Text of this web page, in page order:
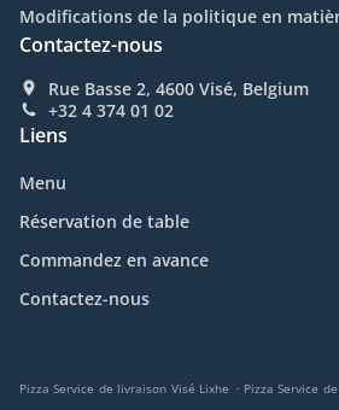
Modifications de la politique en
Contactez-nous
Rue Basse 2, 4600 Visé, Belgium
+32 4 374 01 02
Liens
Menu
Réservation de table
Commandez en avance
Contactez-nous
Pizza Service de livraison Visé Lixhe . Pizza Service